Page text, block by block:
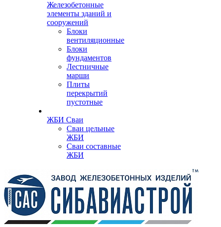
Железобетонные
элементы зданий и
сооружений
Блоки
вентиляционные
Блоки
фундаментов
Лестничные
марши
Плиты
перекрытий
пустотные
ЖБИ Сваи
Сваи цельные
ЖБИ
Сваи составные
ЖБИ